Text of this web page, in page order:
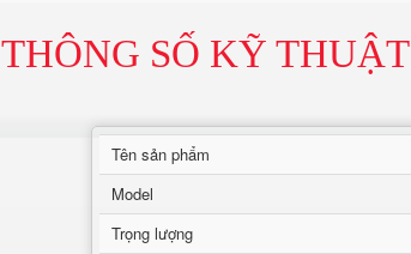
THÔNG SỐ KỸ THUẬT
Tên sản phẩm
Model
Trọng lượng